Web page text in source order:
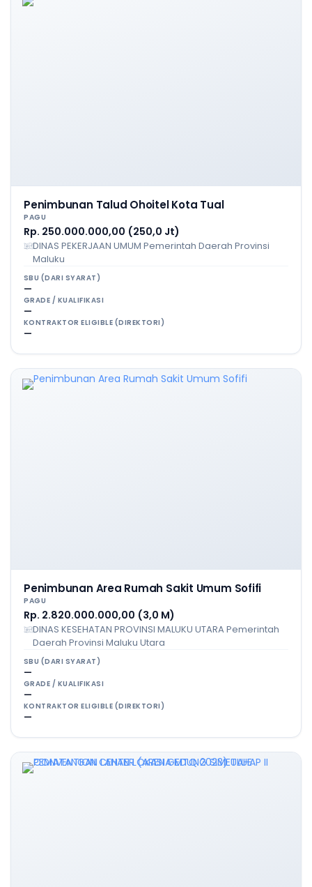
Penimbunan Talud Ohoitel Kota Tual
PAGU
Rp. 250.000.000,00 (250,0 Jt)
DINAS PEKERJAAN UMUM Pemerintah Daerah Provinsi
Maluku
SBU (DARI SYARAT)
—
GRADE / KUALIFIKASI
—
KONTRAKTOR ELIGIBLE (DIREKTORI)
—
Penimbunan Area Rumah Sakit Umum Sofifi
PAGU
Rp. 2.820.000.000,00 (3,0 M)
DINAS KESEHATAN PROVINSI MALUKU UTARA Pemerintah
Daerah Provinsi Maluku Utara
SBU (DARI SYARAT)
—
GRADE / KUALIFIKASI
—
KONTRAKTOR ELIGIBLE (DIREKTORI)
—